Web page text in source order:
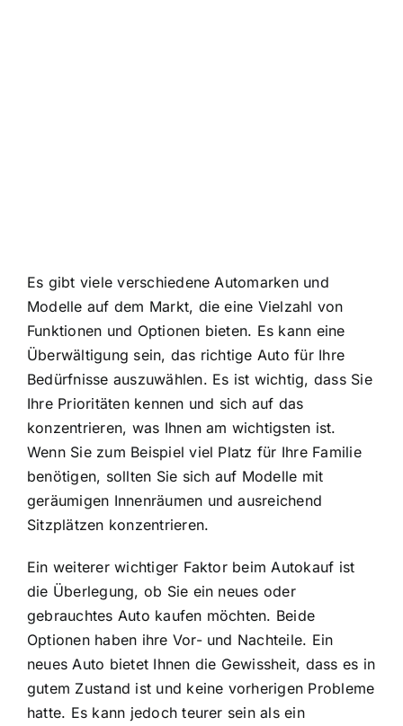
Es gibt viele verschiedene Automarken und
Modelle auf dem Markt, die eine Vielzahl von
Funktionen und Optionen bieten. Es kann eine
Überwältigung sein, das richtige Auto für Ihre
Bedürfnisse auszuwählen. Es ist wichtig, dass Sie
Ihre Prioritäten kennen und sich auf das
konzentrieren, was Ihnen am wichtigsten ist.
Wenn Sie zum Beispiel viel Platz für Ihre Familie
benötigen, sollten Sie sich auf Modelle mit
geräumigen Innenräumen und ausreichend
Sitzplätzen konzentrieren.
Ein weiterer wichtiger Faktor beim Autokauf ist
die Überlegung, ob Sie ein neues oder
gebrauchtes Auto kaufen möchten. Beide
Optionen haben ihre Vor- und Nachteile. Ein
neues Auto bietet Ihnen die Gewissheit, dass es in
gutem Zustand ist und keine vorherigen Probleme
hatte. Es kann jedoch teurer sein als ein